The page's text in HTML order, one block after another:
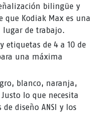
bilingüe y
que Kodiak Max es una
lugar de trabajo.
etiquetas de 4 a 10 de
una máxima
blanco, naranja,
lo que necesita
diseño ANSI y los